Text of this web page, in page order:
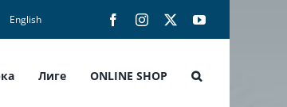
English FacebookInstagram YouTube
Лиге ONLINE SHOP